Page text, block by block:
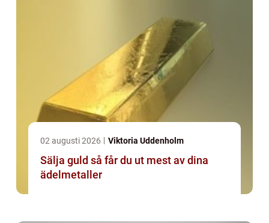
02 augusti 2026 Viktoria Uddenholm
Sälja guld så får du ut mest av dina
ädelmetaller